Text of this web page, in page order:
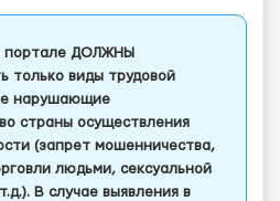
портале ДОЛЖНЫ
только виды трудовой
нарушающие
страны осуществления
(запрет мошенничества,
людьми, сексуальной
В случае выявления в